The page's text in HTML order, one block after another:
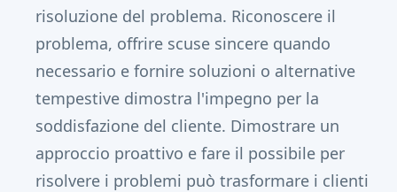
risoluzione del problema. Riconoscere il
problema, offrire scuse sincere quando
necessario e fornire soluzioni o alternative
tempestive dimostra l'impegno per la
soddisfazione del cliente. Dimostrare un
approccio proattivo e fare il possibile per
risolvere i problemi può trasformare i clienti